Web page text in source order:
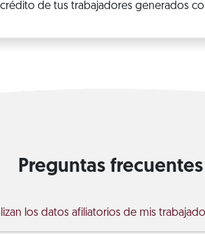
de tus trabajadores generados con
Preguntas frecuentes
los datos afiliatorios de mis